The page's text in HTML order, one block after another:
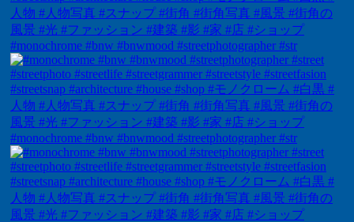
#monochrome #bnw #bnwmood #streetphotographer #str
#monochrome #bnw #bnwmood #streetphotographer #str